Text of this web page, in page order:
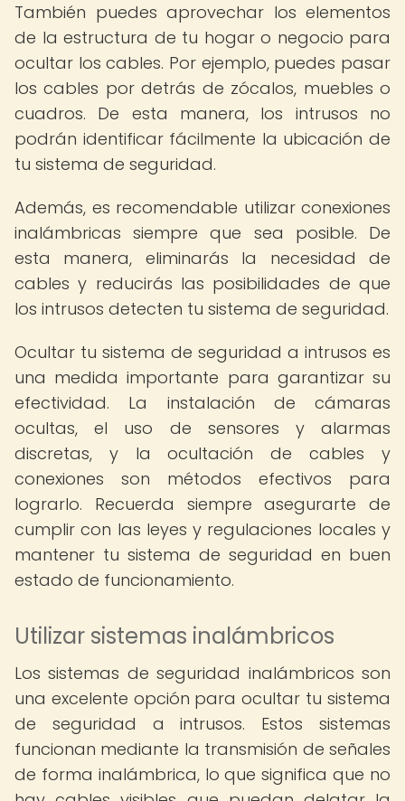
También puedes aprovechar los elementos
de la estructura de tu hogar o negocio para
ocultar los cables. Por ejemplo, puedes pasar
los cables por detrás de zócalos, muebles o
cuadros. De esta manera, los intrusos no
podrán identificar fácilmente la ubicación de
tu sistema de seguridad.
Además, es recomendable utilizar conexiones
inalámbricas siempre que sea posible. De
esta manera, eliminarás la necesidad de
cables y reducirás las posibilidades de que
los intrusos detecten tu sistema de seguridad.
Ocultar tu sistema de seguridad a intrusos es
una medida importante para garantizar su
efectividad. La instalación de cámaras
ocultas, el uso de sensores y alarmas
discretas, y la ocultación de cables y
conexiones son métodos efectivos para
lograrlo. Recuerda siempre asegurarte de
cumplir con las leyes y regulaciones locales y
mantener tu sistema de seguridad en buen
estado de funcionamiento.
Utilizar sistemas inalámbricos
Los sistemas de seguridad inalámbricos son
una excelente opción para ocultar tu sistema
de seguridad a intrusos. Estos sistemas
funcionan mediante la transmisión de señales
de forma inalámbrica, lo que significa que no